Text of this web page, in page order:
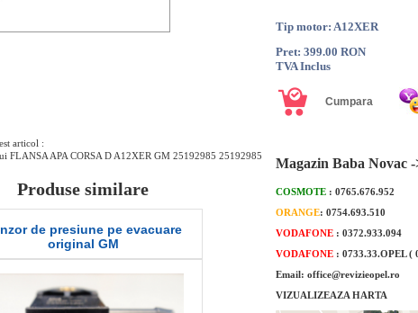
articol :
FLANSA APA CORSA D A12XER GM 25192985 25192985
Produse similare
de presiune pe evacuare
original GM
Simering pompa ulei Opel
Tip motor: A12XER
Pret: 399.00 RON
TVA Inclus
Magazin Baba Novac
COSMOTE : 0765.676.952
ORANGE: 0754.693.510
VODAFONE : 0372.933.094
VODAFONE : 0733.33.OPEL (
Email: office@revizieopel.ro
VIZUALIZEAZA HARTA